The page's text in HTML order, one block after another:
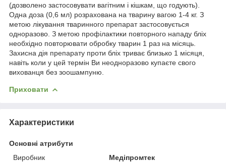
(дозволено застосовувати вагітним і кішкам, що годують).
Одна доза (0,6 мл) розрахована на тварину вагою 1-4 кг. З
метою лікування тваринного препарат застосовується
одноразово. З метою профілактики повторного нападу бліх
необхідно повторювати обробку тварин 1 раз на місяць.
Захисна дія препарату проти бліх триває близько 1 місяця,
навіть коли у цей термін Ви неодноразово купаєте свого
вихованця без зоошампуню.
Приховати
Характеристики
Основні атрибути
Виробник
Медіпромтек